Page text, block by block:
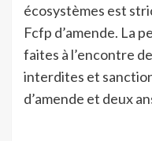
écosystèmes est
Fcfp d’amende. La
faites à l’encontre
interdites et
d’amende et deux